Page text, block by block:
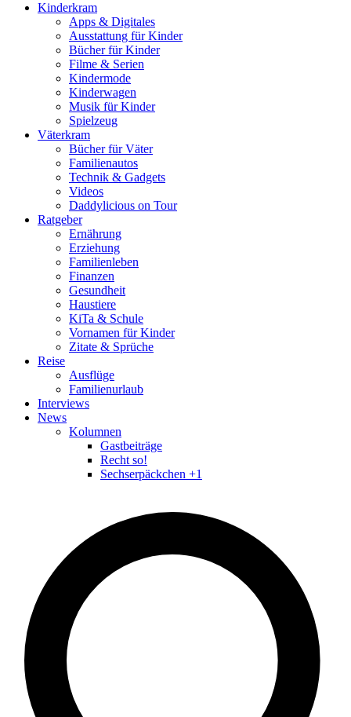
Kinderkram
Apps & Digitales
Ausstattung für Kinder
Bücher für Kinder
Filme & Serien
Kindermode
Kinderwagen
Musik für Kinder
Spielzeug
Väterkram
Bücher für Väter
Familienautos
Technik & Gadgets
Videos
Daddylicious on Tour
Ratgeber
Ernährung
Erziehung
Familienleben
Finanzen
Gesundheit
Haustiere
KiTa & Schule
Vornamen für Kinder
Zitate & Sprüche
Reise
Ausflüge
Familienurlaub
Interviews
News
Kolumnen
Gastbeiträge
Recht so!
Sechserpäckchen +1